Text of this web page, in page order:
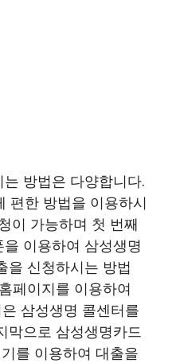
방법은 다양합니다.
편한 방법을 이용하시
이 가능하며 첫 번째
이용하여 삼성생명
을 신청하시는 방법
페이지를 이용하여
삼성생명 콜센터를
막으로 삼성생명카드
를 이용하여 대출을